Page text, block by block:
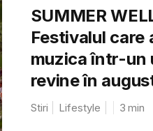
SUMMER
Festivalul
muzica într-un
revine în
Stiri Lifestyle 3 min